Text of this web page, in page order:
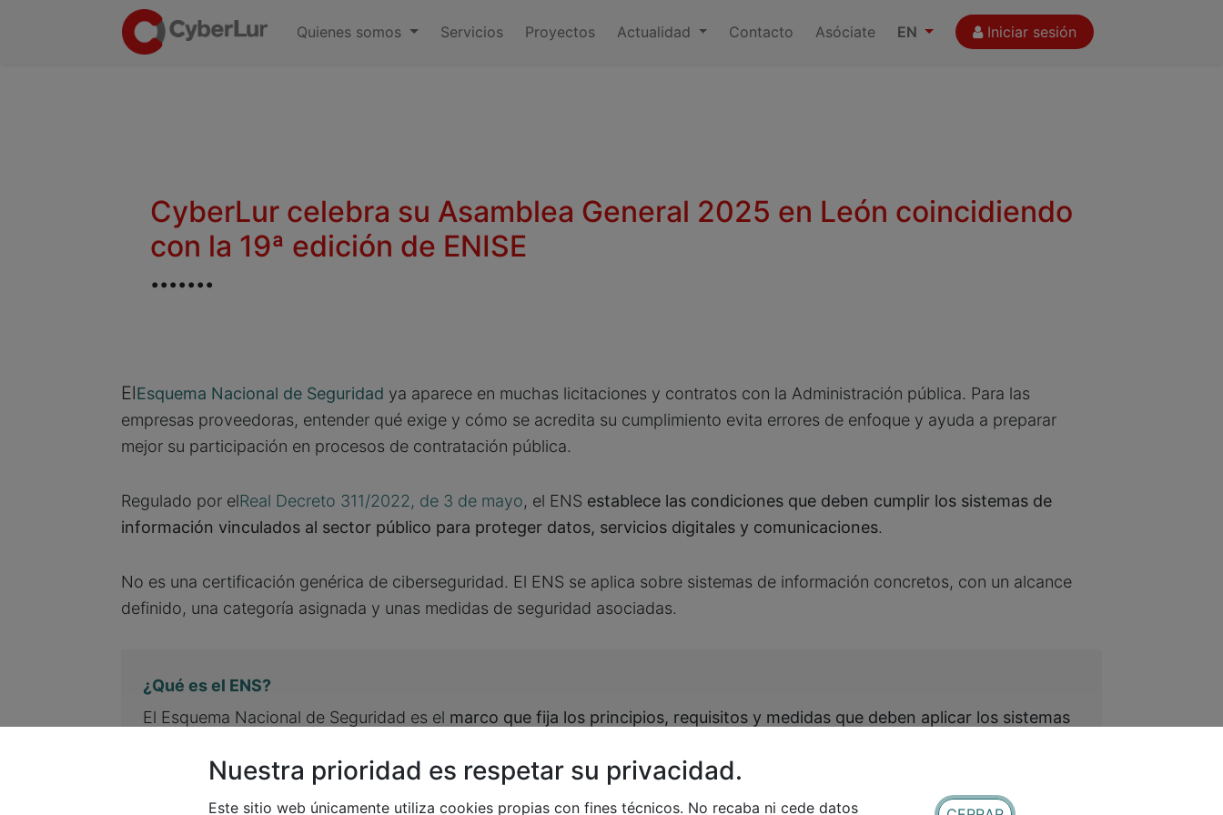
Quienes somos Servicios Proyectos Actualidad Contacto Asóciate EN Iniciar sesión
CyberLur celebra su Asamblea General 2025 en León coincidiendo
con la 19ª edición de ENISE
.......
ElEsquema Nacional de Seguridad ya aparece en muchas licitaciones y contratos con la Administración pública. Para las
empresas proveedoras, entender qué exige y cómo se acredita su cumplimiento evita errores de enfoque y ayuda a preparar
mejor su participación en procesos de contratación pública.
Regulado por elReal Decreto 311/2022, de 3 de mayo, el ENS establece las condiciones que deben cumplir los sistemas de
información vinculados al sector público para proteger datos, servicios digitales y comunicaciones.
No es una certificación genérica de ciberseguridad. El ENS se aplica sobre sistemas de información concretos, con un alcance
definido, una categoría asignada y unas medidas de seguridad asociadas. ​
¿Qué es el ENS?
​El Esquema Nacional de Seguridad es el marco que fija los principios, requisitos y medidas que deben aplicar los sistemas
Nuestra prioridad es respetar su privacidad.
Este sitio web únicamente utiliza cookies propias con fines técnicos. No recaba ni cede datos